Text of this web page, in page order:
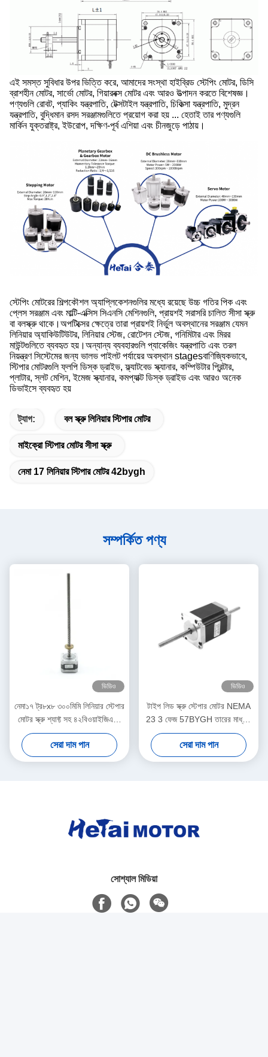
এই সমস্ত সুবিধার উপর ভিত্তি করে, আমাদের সংস্থা হাইব্রিড স্টেপিং মোটর, ডিসি
ব্রাশহীন মোটর, সার্ভো মোটর, গিয়ারবক্স মোটর এবং আরও উত্পাদন করতে বিশেষজ্ঞ।
পণ্যগুলি রোবট, প্যাকিং যন্ত্রপাতি, টেক্সটাইল যন্ত্রপাতি, চিকিত্সা যন্ত্রপাতি, মুদ্রন
যন্ত্রপাতি, বুদ্ধিমান রসদ সরঞ্জামগুলিতে প্রয়োগ করা হয় ... হেতাই তার পণ্যগুলি
মার্কিন যুক্তরাষ্ট্র, ইউরোপ, দক্ষিণ-পূর্ব এশিয়া এবং চীনজুড়ে পাঠায়।
স্টেপিং মোটরের শিল্পকৌশল অ্যাপ্লিকেশনগুলির মধ্যে রয়েছে উচ্চ গতির পিক এবং
স্টিপার মোটরগুলি ফ্লপি ডিস্ক ড্রাইভ, ফ্ল্যাটবেড স্ক্যানার, কম্পিউটার প্রিন্টার,
প্লাটার, স্লট মেশিন, ইমেজ স্ক্যানার, কমপ্যাক্ট ডিস্ক ড্রাইভ এবং আরও অনেক
বল স্ক্রু লিনিয়ার স্টিপার মোটর
মাইক্রো স্টিপার মোটর সীসা স্ক্রু
নেমা 17 লিনিয়ার স্টিপার মোটর 42bygh
সম্পর্কিত পণ্য
নেমা১৭ ট্র৮x৮ ৩০০মিমি লিনিয়ার স্টেপার
মোটর স্ক্রু শ্যাফ্ট সহ ৪২বিওয়াইজিএইচ
লিডস ৩.২ কেজি সেমি
টাইপ লিড স্ক্রু স্টেপার মোটর NEMA
23 3 ফেজ 57BYGH তারের মাধ্যমে